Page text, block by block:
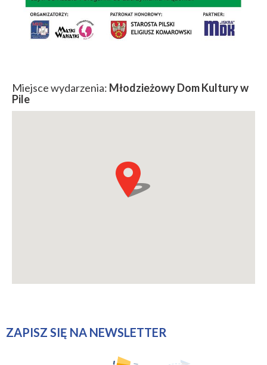
Miejsce wydarzenia: Młodzieżowy Dom Kultury w
Pile
ZAPISZ SIĘ NA NEWSLETTER